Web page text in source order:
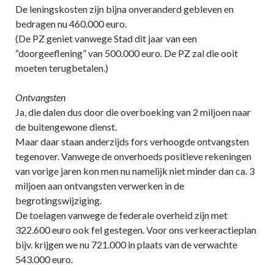
De leningskosten zijn bijna onveranderd gebleven en
bedragen nu 460.000 euro.
(De PZ geniet vanwege Stad dit jaar van een
“doorgeeflening” van 500.000 euro. De PZ zal die ooit
moeten terugbetalen.)
Ontvangsten
Ja, die dalen dus door die overboeking van 2 miljoen naar
de buitengewone dienst.
Maar daar staan anderzijds fors verhoogde ontvangsten
tegenover. Vanwege de onverhoeds positieve rekeningen
van vorige jaren kon men nu namelijk niet minder dan ca. 3
miljoen aan ontvangsten verwerken in de
begrotingswijziging.
De toelagen vanwege de federale overheid zijn met
322.600 euro ook fel gestegen. Voor ons verkeeractieplan
bijv. krijgen we nu 721.000 in plaats van de verwachte
543.000 euro.